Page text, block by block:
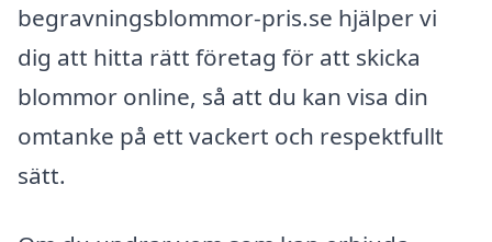
begravningsblommor-pris.se hjälper vi
dig att hitta rätt företag för att skicka
blommor online, så att du kan visa din
omtanke på ett vackert och respektfullt
sätt.